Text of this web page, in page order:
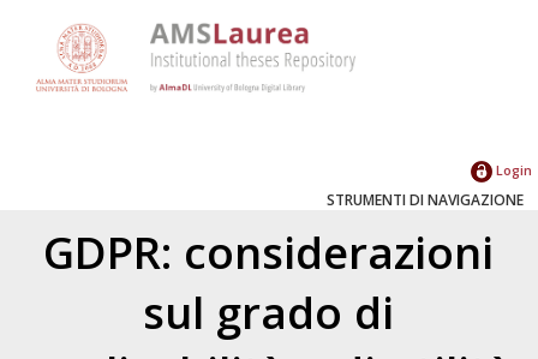
Login
STRUMENTI DI NAVIGAZIONE
GDPR: considerazioni
sul grado di